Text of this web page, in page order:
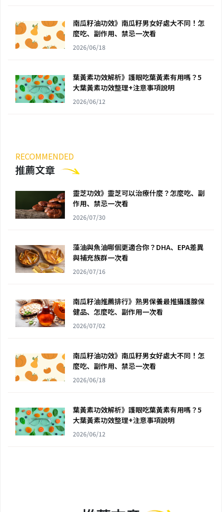
南瓜籽油功效》南瓜籽男女好處大不同！怎
麼吃、副作用、禁忌一次看
2026/06/18
葉黃素功效解析》護眼吃葉黃素有用嗎？5
大葉黃素功效整理+注意事項說明
2026/06/12
RECOMMENDED
推薦文章
靈芝功效》靈芝可以治療什麼？怎麼吃、副
作用、禁忌一次看
2026/07/30
藻油與魚油哪個更適合你？DHA、EPA差異
與補充族群一次看
2026/07/16
南瓜籽油推薦排行》熟男保養最推攝護腺保
健品、怎麼吃、副作用一次看
2026/07/02
南瓜籽油功效》南瓜籽男女好處大不同！怎
麼吃、副作用、禁忌一次看
2026/06/18
葉黃素功效解析》護眼吃葉黃素有用嗎？5
大葉黃素功效整理+注意事項說明
2026/06/12